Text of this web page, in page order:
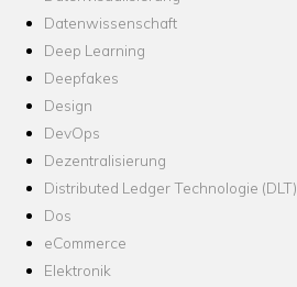
Datenwissenschaft
Deep Learning
Deepfakes
Design
DevOps
Dezentralisierung
Distributed Ledger Technologie (DLT)
Dos
eCommerce
Elektronik